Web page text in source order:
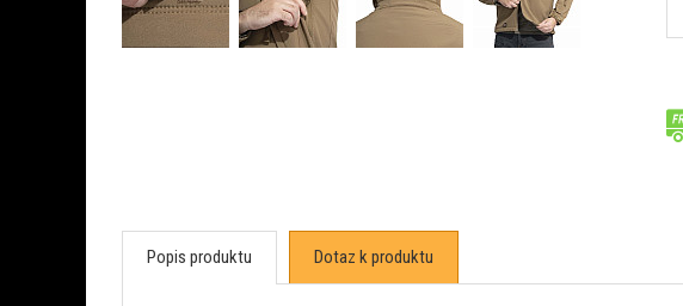
Popis produktu Dotaz k produktu